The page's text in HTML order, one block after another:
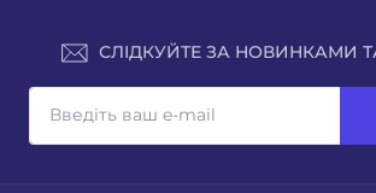
СЛІДКУЙТЕ ЗА НОВИНКАМИ